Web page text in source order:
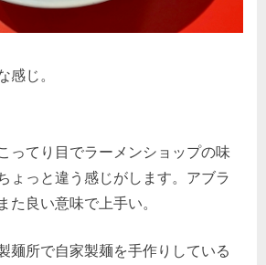
感じ。
ってり目でラーメンショップの味
ょっと違う感じがします。アブラ
た良い意味で上手い。
麺所で自家製麺を手作りしている